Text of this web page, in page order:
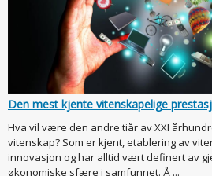
Den mest kjente vitenskapelige
Hva vil være den andre tiår av XXI
vitenskap? Som er kjent, etablering av
innovasjon og har alltid vært definert av
økonomiske sfære i samfunnet. Å ...